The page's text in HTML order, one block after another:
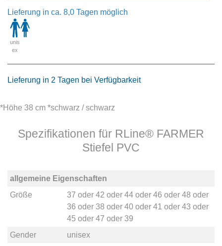
Lieferung in ca. 8,0 Tagen möglich
unis
ex
Lieferung in 2 Tagen bei Verfügbarkeit
*Höhe 38 cm *schwarz / schwarz
Spezifikationen für RLine® FARMER
Stiefel PVC
allgemeine Eigenschaften
Größe
37 oder 42 oder 44oder 46 oder 48 oder
36 oder 38 oder 40oder 41 oder 43 oder
45 oder 47 oder 39
Gender
unisex